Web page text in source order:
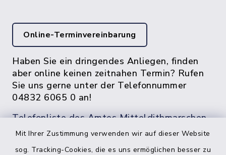
Mit Ihrer Zustimmung verwenden wir auf dieser Website
sog. Tracking-Cookies, die es uns ermöglichen besser zu
Online-Terminvereinbarung
Haben Sie ein dringendes Anliegen, finden
aber online keinen zeitnahen Termin? Rufen
Sie uns gerne unter der Telefonnummer
04832 6065 0 an!
Telefonliste des Amtes Mitteldithmarschen